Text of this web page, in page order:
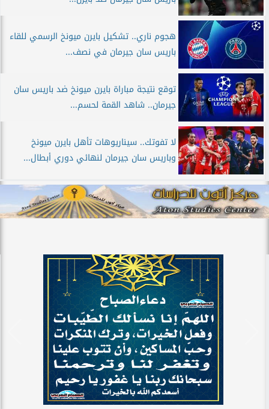
هجوم ناري.. تشكيل بايرن ميونخ الرسمي للقاء
باريس سان جيرمان في نصف...
توقع نتيجة مباراة بايرن ميونخ ضد باريس سان
جيرمان.. شاهد القمة لحسم...
لا تفوتك.. سيناريوهات تأهل بايرن ميونخ
وباريس سان جيرمان لنهائي دوري أبطال...